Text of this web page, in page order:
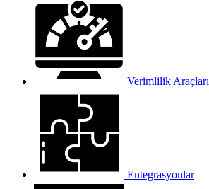
Verimlilik Araçları
Entegrasyonlar